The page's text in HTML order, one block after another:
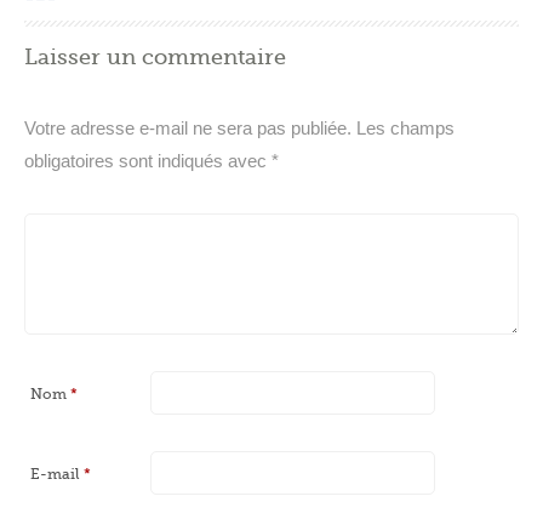
Laisser un commentaire
Votre adresse e-mail ne sera pas publiée. Les champs
obligatoires sont indiqués avec *
Nom *
E-mail *